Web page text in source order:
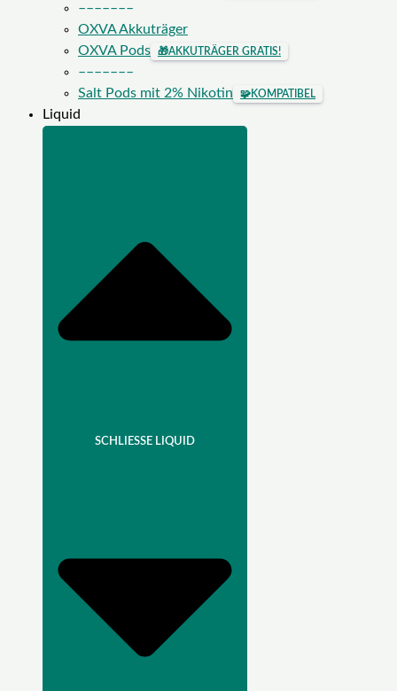
–––––––
OXVA Akkuträger
OXVA Pods
🎁AKKUTRÄGER GRATIS!
–––––––
Salt Pods mit 2% Nikotin
🧩KOMPATIBEL
Liquid
SCHLIESSE LIQUID